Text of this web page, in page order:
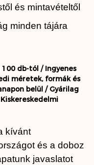
és mintavételtől
minden tájára
100 db-tól / Ingyenes
méretek, formák és
belül / Gyárilag
Kiskereskedelmi
kívánt
és a doboz
javaslatot